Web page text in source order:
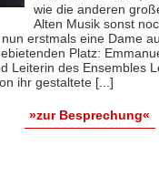
wie die anderen
Alten Musik sonst
erstmals eine Dame
Platz:
Leiterin des Ensembles
ihr gestaltete [...]
»zur Besprechung«